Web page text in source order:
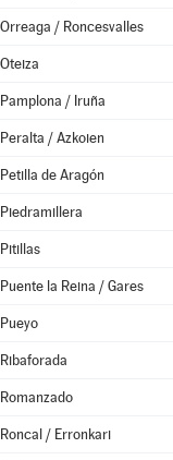
Orreaga / Roncesvalles
Oteiza
Pamplona / Iruña
Peralta / Azkoien
Petilla de Aragón
Piedramillera
Pitillas
Puente la Reina / Gares
Pueyo
Ribaforada
Romanzado
Roncal / Erronkari